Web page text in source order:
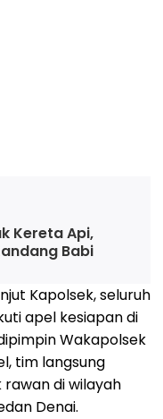
Kereta Api,
Babi
Kapolsek, seluruh
apel kesiapan di
Wakapolsek
tim langsung
di wilayah
Denai.